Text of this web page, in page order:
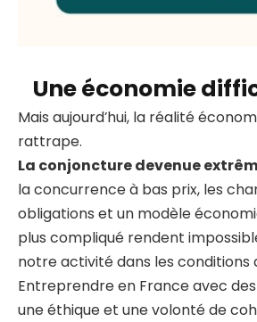
Une économie
Mais aujourd’hui, la réalité
rattrape.
La conjoncture devenue
la concurrence à bas prix, les
obligations et un modèle
plus compliqué rendent
notre activité dans les conditions
Entreprendre en France avec
une éthique et une volonté de